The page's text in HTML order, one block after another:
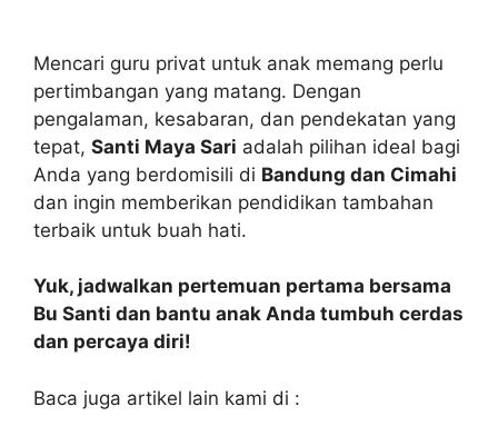
Mencari guru privat untuk anak memang perlu
pertimbangan yang matang. Dengan
pengalaman, kesabaran, dan pendekatan yang
tepat, Santi Maya Sari adalah pilihan ideal bagi
Anda yang berdomisili di Bandung dan Cimahi
dan ingin memberikan pendidikan tambahan
terbaik untuk buah hati.
Yuk, jadwalkan pertemuan pertama bersama
Bu Santi dan bantu anak Anda tumbuh cerdas
dan percaya diri!
Baca juga artikel lain kami di :